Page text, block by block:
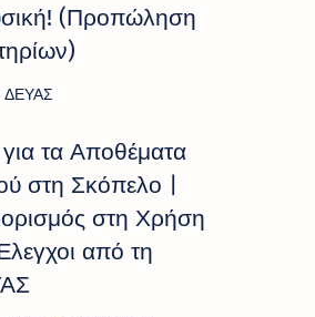
(Προπώληση
για τα Αποθέματα
στη Σκόπελο |
στη Χρήση
από τη